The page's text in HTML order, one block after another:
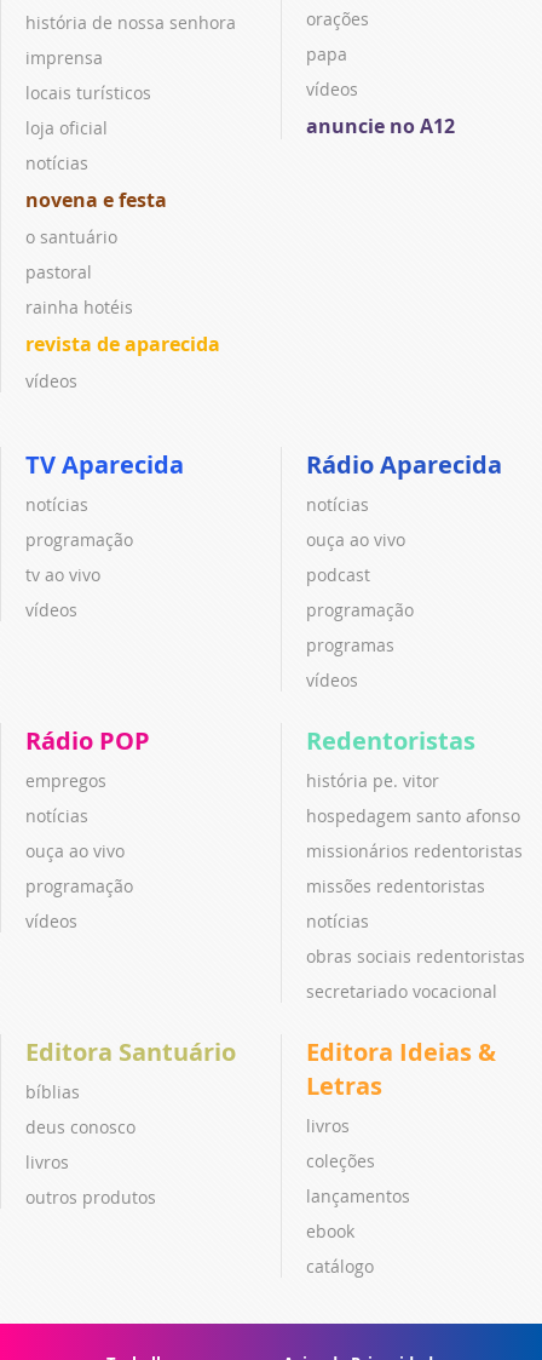
história de nossa senhora
imprensa
locais turísticos
loja oficial
notícias
novena e festa
o santuário
pastoral
rainha hotéis
revista de aparecida
vídeos
orações
papa
vídeos
anuncie no A12
TV Aparecida
notícias
programação
tv ao vivo
vídeos
Rádio Aparecida
notícias
ouça ao vivo
podcast
programação
programas
vídeos
Rádio POP
empregos
notícias
ouça ao vivo
programação
vídeos
Redentoristas
história pe. vitor
hospedagem santo afonso
missionários redentoristas
missões redentoristas
notícias
obras sociais redentoristas
secretariado vocacional
Editora Santuário
bíblias
deus conosco
livros
outros produtos
Editora Ideias &
Letras
livros
coleções
lançamentos
ebook
catálogo